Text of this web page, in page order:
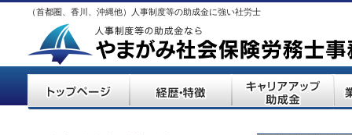
（首都圏、香川、沖縄他）人事制度等の助成金に強い社労士